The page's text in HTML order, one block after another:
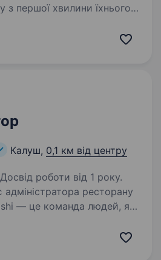
першої хвилини їхнього
забезпечувати порядок
Калуш, 0,1 км від центру
роботи від 1 року.
ресторану
— це команда людей, які
кожного замовлення.